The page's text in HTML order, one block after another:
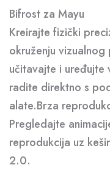
Bifrost za Mayu
Kreirajte fizički
okruženju
učitavajte i
radite direktno s
alate.Brza
Pregledajte
reprodukcija uz
2.0.